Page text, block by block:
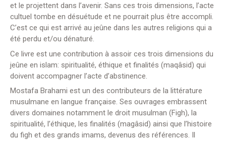
et le projettent dans l’avenir. Sans ces trois dimensions, l’acte
cultuel tombe en désuétude et ne pourrait plus être accompli.
C’est ce qui est arrivé au jeûne dans les autres religions qui a
été perdu et/ou dénaturé.
Ce livre est une contribution à assoir ces trois dimensions du
jeûne en islam: spiritualité, éthique et finalités (maqâsid) qui
doivent accompagner l’acte d’abstinence.
Mostafa Brahami est un des contributeurs de la littérature
musulmane en langue française. Ses ouvrages embrassent
divers domaines notamment le droit musulman (Figh), la
spiritualité, l’éthique, les finalités (magâsid) ainsi que l’histoire
du figh et des grands imams, devenus des références. Il